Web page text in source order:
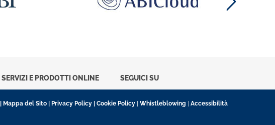
SERVIZI E PRODOTTI ONLINE SEGUICI SU
Mappa del Sito Privacy Policy Cookie Policy Whistleblowing
Accessibilità